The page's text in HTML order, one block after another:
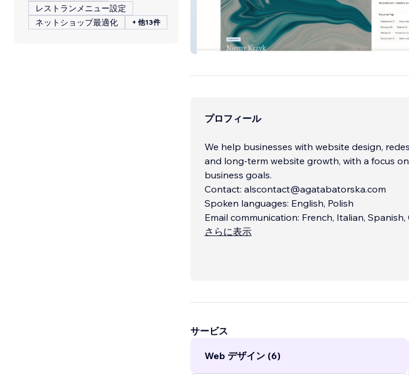
レストランメニュー設定
ネットショップ最適化
+ 他13件
NIEMY KRZYK 2
プロフィール
We help businesses with website design,
and long-term website growth, with a focus
business goals.
Contact: alscontact@agatabatorska.com
Spoken languages: English, Polish
Email communication: French, Italian,
==========
さらに表示
サービス
Web デザイン (6)